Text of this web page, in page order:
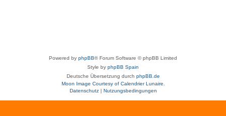
Powered by phpBB® Forum Software © phpBB Limited
Style by phpBB Spain
Deutsche Übersetzung durch phpBB.de
Moon Image Courtesy of Calendrier Lunaire.
Datenschutz| Nutzungsbedingungen